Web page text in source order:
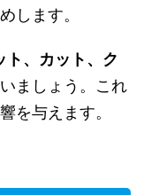
します。
、カット、ク
ましょう。これ
を与えます。